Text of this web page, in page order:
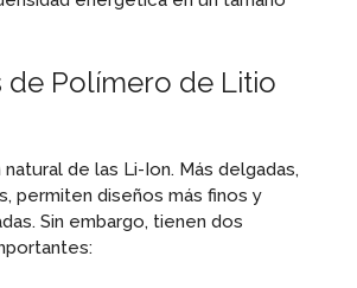
de Polímero de Litio
de las Li-Ion. Más delgadas,
permiten diseños más finos y
Sin embargo, tienen dos